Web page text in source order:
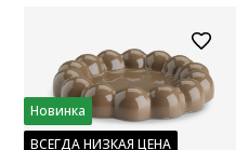
Новинка
ВСЕГДА НИЗКАЯ ЦЕНА